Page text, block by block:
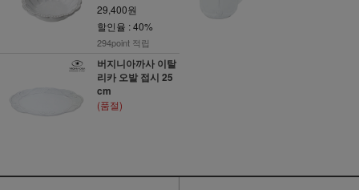
29,400원
할인율 : 40%
294point 적립
버지니아까사 이탈
리카 오발 접시 25
cm
(품절)